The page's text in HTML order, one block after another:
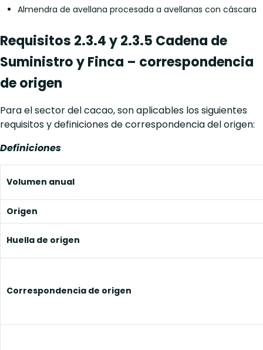
Almendra de avellana procesada a avellanas con cáscara
Requisitos 2.3.4 y 2.3.5 Cadena de
Suministro y Finca – correspondencia
de origen
Para el sector del cacao, son aplicables los siguientes
requisitos y definiciones de correspondencia del origen:
Definiciones
Volumen anual
Origen
Huella de origen
Correspondencia de origen